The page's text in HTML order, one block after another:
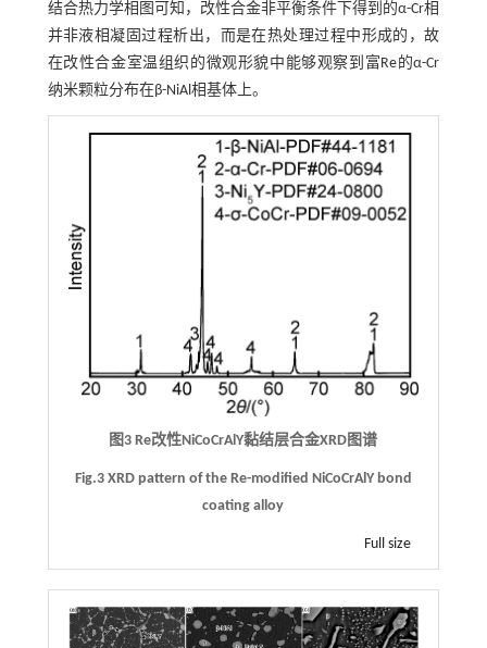
结合热力学相图可知，改性合金非平衡条件下得到的α-Cr相
并非液相凝固过程析出，而是在热处理过程中形成的，故
在改性合金室温组织的微观形貌中能够观察到富Re的α-Cr
纳米颗粒分布在β-NiAl相基体上。
图3 Re改性NiCoCrAlY黏结层合金XRD图谱
Fig.3 XRD pattern of the Re-modified NiCoCrAlY bond
coating alloy
Full size